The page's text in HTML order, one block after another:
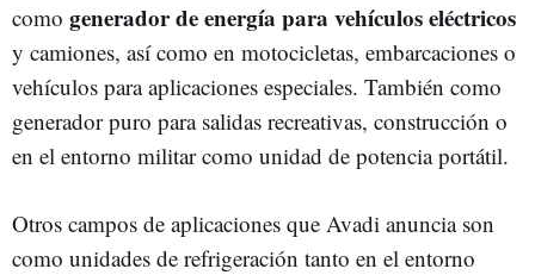
como generador de energía para vehículos eléctricos
y camiones, así como en motocicletas, embarcaciones o
vehículos para aplicaciones especiales. También como
generador puro para salidas recreativas, construcción o
en el entorno militar como unidad de potencia portátil.
Otros campos de aplicaciones que Avadi anuncia son
como unidades de refrigeración tanto en el entorno